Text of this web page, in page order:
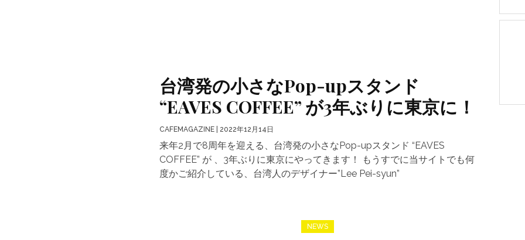
台湾発の小さなPop-upスタンド
“EAVES COFFEE” が3年ぶりに東京に！
CAFEMAGAZINE | 2022年12月14日
来年2月で8周年を迎える、台湾発の小さなPop-upスタンド “EAVES
COFFEE” が 、3年ぶりに東京にやってきます！ もうすでに当サイトでも何
度かご紹介している、台湾人のデザイナー”Lee Pei-syun”
NEWS